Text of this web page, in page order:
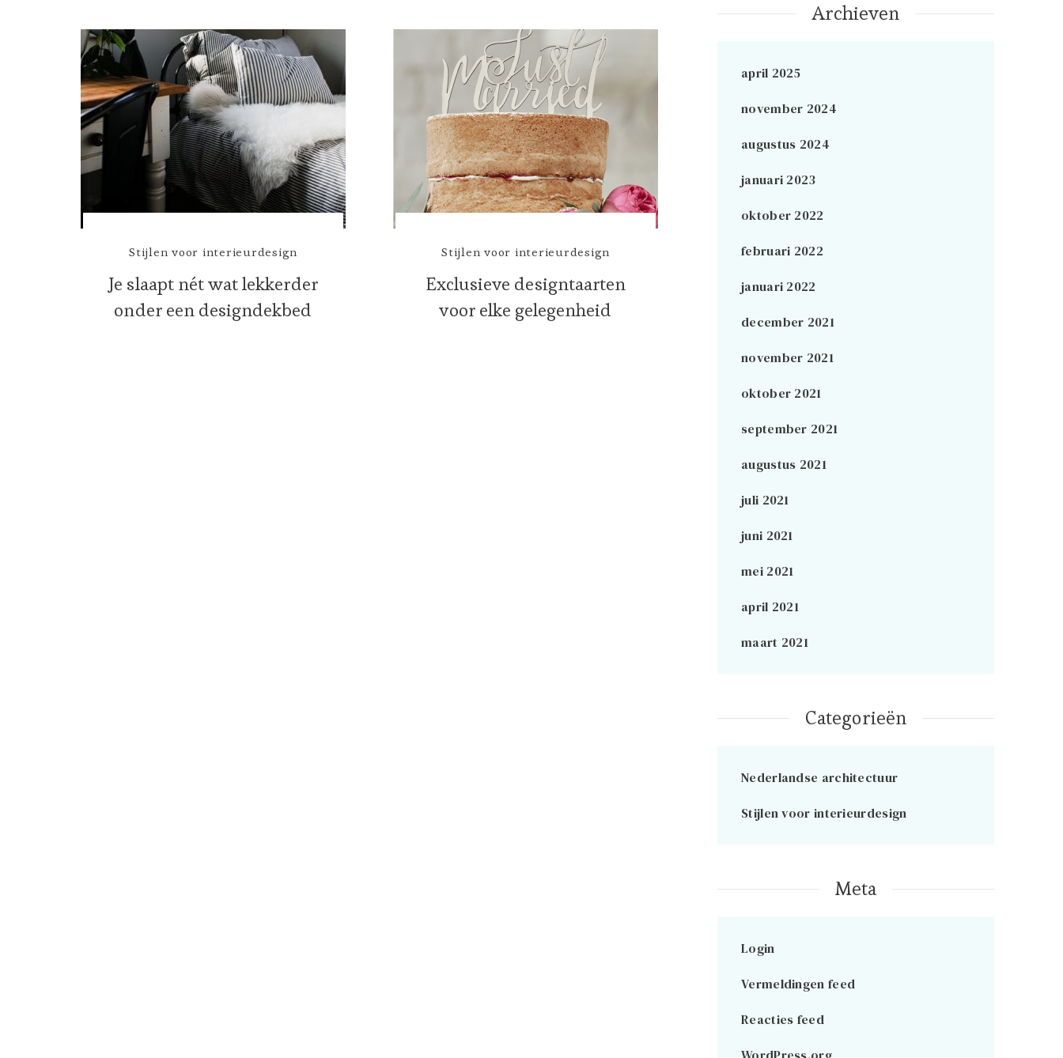
Stijlen voor interieurdesign
Je slaapt nét wat lekkerder
onder een designdekbed
Stijlen voor interieurdesign
Exclusieve designtaarten
voor elke gelegenheid
Archieven
april 2025
november 2024
augustus 2024
januari 2023
oktober 2022
februari 2022
januari 2022
december 2021
november 2021
oktober 2021
september 2021
augustus 2021
juli 2021
juni 2021
mei 2021
april 2021
maart 2021
Categorieën
Nederlandse architectuur
Stijlen voor interieurdesign
Meta
Login
Vermeldingen feed
Reacties feed